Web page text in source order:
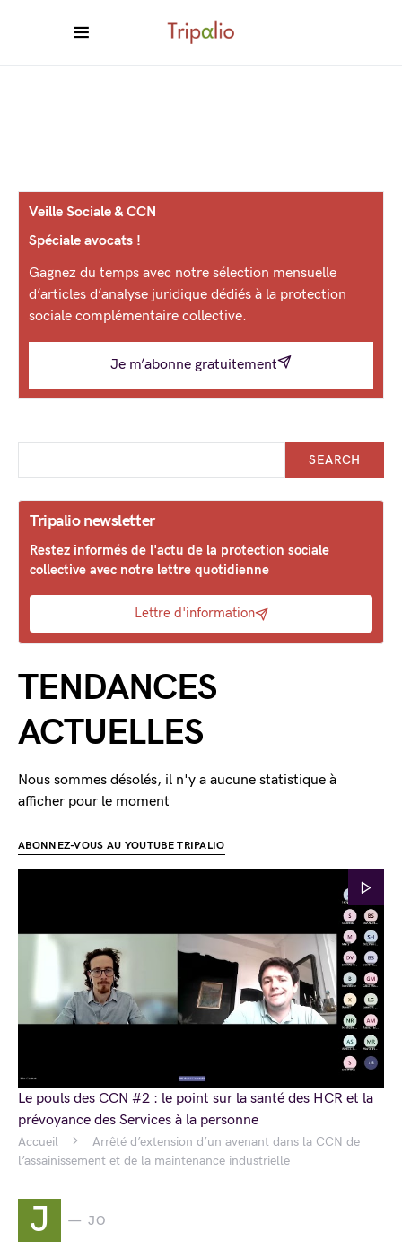
Accueil
Arrêté d’extension d’un avenant dans la CCN de
l’assainissement et de la maintenance industrielle
J JO
Veille Sociale & CCN
Spéciale avocats !
Gagnez du temps avec notre sélection mensuelle
d’articles d’analyse juridique dédiés à la protection
sociale complémentaire collective.
Je m’abonne gratuitement
SEARCH
Tripalio newsletter
Restez informés de l'actu de la protection sociale
collective avec notre lettre quotidienne
Lettre d'information
TENDANCES
ACTUELLES
Nous sommes désolés, il n'y a aucune statistique à
afficher pour le moment
ABONNEZ-VOUS AU YOUTUBE TRIPALIO
Le pouls des CCN #2 : le point sur la santé des HCR et la
prévoyance des Services à la personne